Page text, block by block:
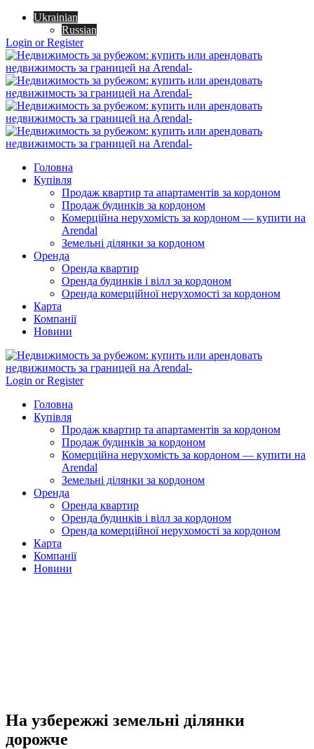
Ukrainian
Russian
Login or Register
Головна
Купівля
Продаж квартир та апартаментів за кордоном
Продаж будинків за кордоном
Комерційна нерухомість за кордоном — купити на
Arendal
Земельні ділянки за кордоном
Оренда
Оренда квартир
Оренда будинків і вілл за кордоном
Оренда комерційної нерухомості за кордоном
Карта
Компанії
Новини
Login or Register
Головна
Купівля
Продаж квартир та апартаментів за кордоном
Продаж будинків за кордоном
Комерційна нерухомість за кордоном — купити на
Arendal
Земельні ділянки за кордоном
Оренда
Оренда квартир
Оренда будинків і вілл за кордоном
Оренда комерційної нерухомості за кордоном
Карта
Компанії
Новини
На узбережжі земельні ділянки
дорожче